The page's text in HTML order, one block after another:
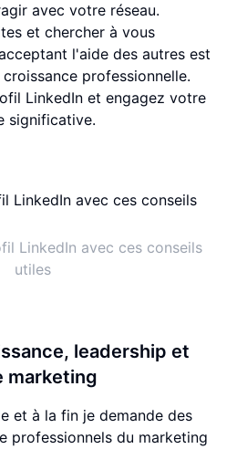
avec votre réseau.
et chercher à vous
l'aide des autres est
professionnelle.
LinkedIn et engagez votre
significative.
LinkedIn avec ces conseils
utiles
leadership et
marketing
et à la fin je demande des
professionnels du marketing